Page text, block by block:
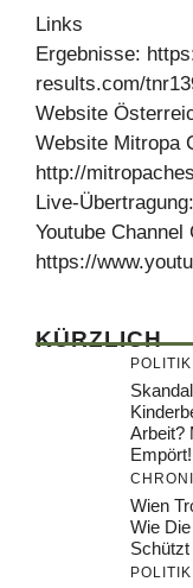
Links
Ergebnisse:
results.com/
Website
Website Mitropa
http://
Live-
Youtube Channel
https://
KÜRZLICH
POLITIK
Arbeit?
Empört!
Wien
Wie
Schützt
POLITIK